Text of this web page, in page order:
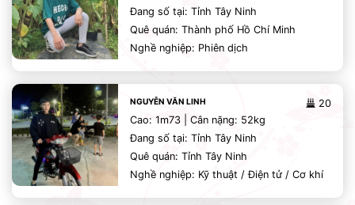
Đang số tại: Tỉnh Tây Ninh
Quê quán: Thành phố Hồ Chí Minh
Nghề nghiệp: Phiên dịch
20
NGUYỄN VĂN LINH
Cao: 1m73 | Cân nặng: 52kg
Đang số tại: Tỉnh Tây Ninh
Quê quán: Tỉnh Tây Ninh
Nghề nghiệp: Kỹ thuật / Điện tử / Cơ khí